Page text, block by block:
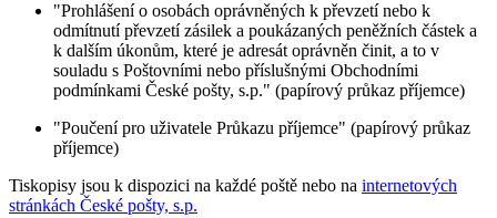
"Prohlášení o osobách oprávněných k převzetí nebo k
odmítnutí převzetí zásilek a poukázaných peněžních částek a
k dalším úkonům, které je adresát oprávněn činit, a to v
souladu s Poštovními nebo příslušnými Obchodními
podmínkami České pošty, s.p." (papírový průkaz příjemce)
"Poučení pro uživatele Průkazu příjemce" (papírový průkaz
příjemce)
Tiskopisy jsou k dispozici na každé poště nebo na internetových
stránkách České pošty, s.p.